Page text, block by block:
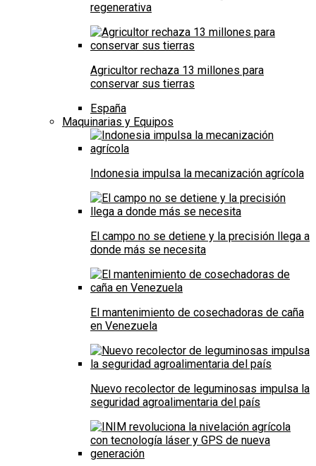
regenerativa
Agricultor rechaza 13 millones para
conservar sus tierras
España
Maquinarias y Equipos
Indonesia impulsa la mecanización agrícola
El campo no se detiene y la precisión llega a
donde más se necesita
El mantenimiento de cosechadoras de caña
en Venezuela
Nuevo recolector de leguminosas impulsa la
seguridad agroalimentaria del país